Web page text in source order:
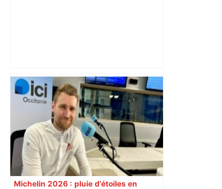
« Rien d'inquiétant » pour Guillaume
Restes, le gardien de Toulouse, après
sa sortie à Metz – L'Équipe
Michelin 2026 : pluie d’étoiles en